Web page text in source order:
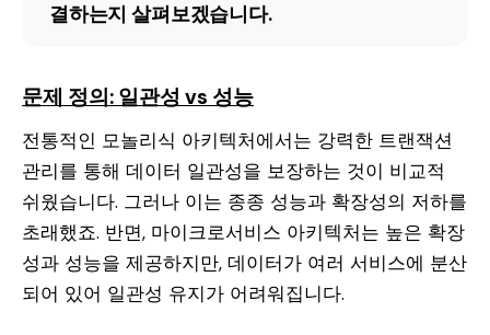
결하는지 살펴보겠습니다.
문제 정의: 일관성 vs 성능
전통적인 모놀리식 아키텍처에서는 강력한 트랜잭션
관리를 통해 데이터 일관성을 보장하는 것이 비교적
쉬웠습니다. 그러나 이는 종종 성능과 확장성의 저하를
초래했죠. 반면, 마이크로서비스 아키텍처는 높은 확장
성과 성능을 제공하지만, 데이터가 여러 서비스에 분산
되어 있어 일관성 유지가 어려워집니다.